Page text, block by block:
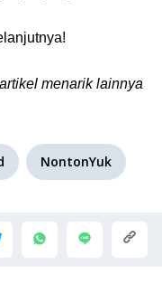
menarik lainnya
NontonYuk